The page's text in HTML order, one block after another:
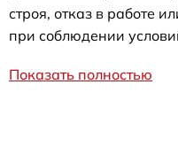
строя, отказ в работе
при соблюдении
Показать полностью